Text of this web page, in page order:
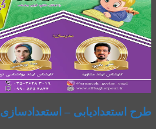
طرح استعدادیابی – استعدادسازی